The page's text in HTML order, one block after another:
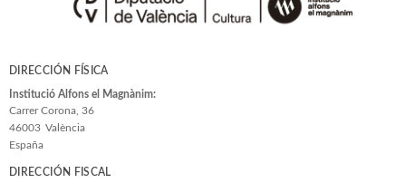
DIRECCIÓN FÍSICA
Institució Alfons el Magnànim:
Carrer Corona, 36
46003 València
España
DIRECCIÓN FISCAL